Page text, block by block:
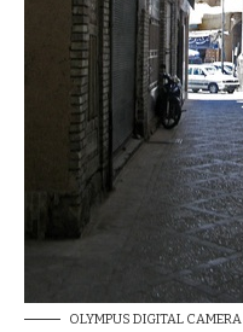
OLYMPUS DIGITAL CAMERA